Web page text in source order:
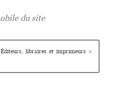
Éditeurs, libraires et imprimeurs >